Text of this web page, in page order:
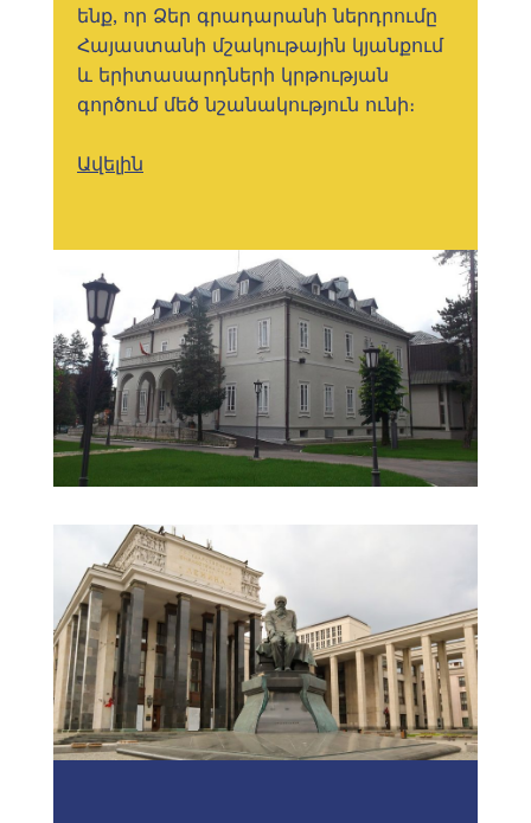
ենք, որ Ձեր գրադարանի ներդրումը
Հայաստանի մշակութային կյանքում
և երիտասարդների կրթության
գործում մեծ նշանակություն ունի։
Ավելին